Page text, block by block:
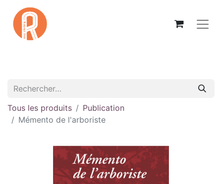
Tous les produits
Publication
Mémento de l'arboriste